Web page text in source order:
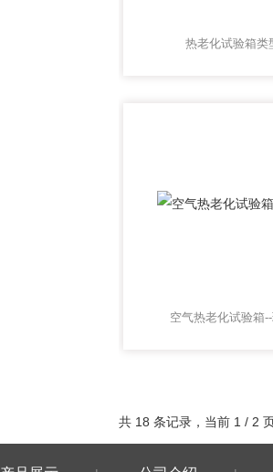
热老化试验箱类
空气热老化试验箱
共 18 条记录，当前 1 / 2